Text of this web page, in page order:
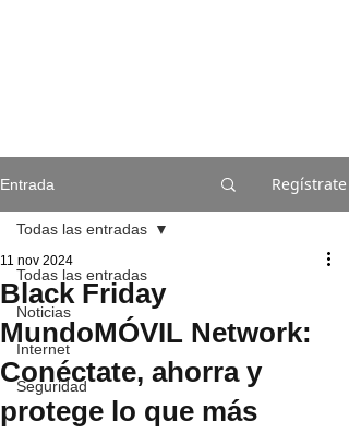
Entrada Regístrate
Todas las entradas
Noticias
Internet
Seguridad
Todas las entradas
Black Friday
MundoMÓVIL Network:
Conéctate, ahorra y
protege lo que más
11 nov 2024